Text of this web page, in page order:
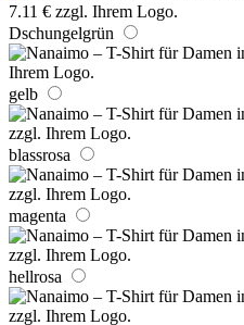
Dschungelgrün
gelb
blassrosa
magenta
hellrosa